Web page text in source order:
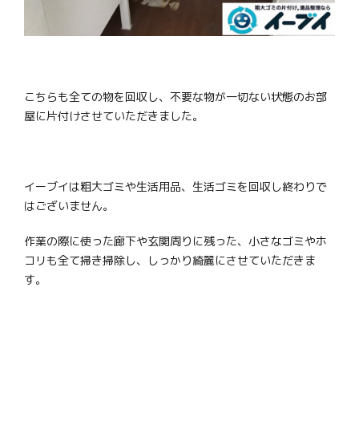
こちらも全ての物を回収し、不要な物が一切ない状態のお部
屋に片付けさせていただきました。
イーブイは粗大ゴミや生活用品、生活ゴミを回収し終わりで
はございません。
作業の際に使った廊下や玄関周りに残った、小さなゴミやホ
コリも全て掃き掃除し、しっかり綺麗にさせていただきま
す。